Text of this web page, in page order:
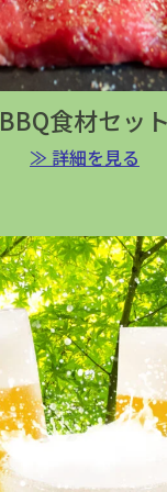
BBQ食材セッ
≫ 詳細を見る